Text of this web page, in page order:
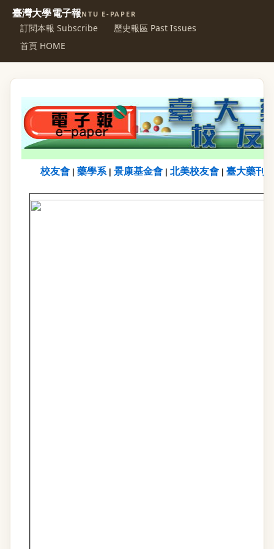
臺灣大學電子報NTU E-PAPER
訂閱本報 Subscribe
歷史報區 Past Issues
首頁 HOME
校友會 藥學系| 景康基金會 北美校友會 臺大藥刊